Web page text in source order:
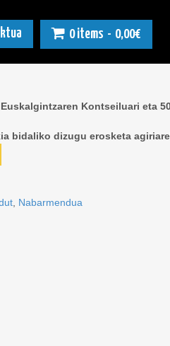
0 items 0,00€
Kontseiluari eta
bidaliko dizugu erosketa
, Nabarmendua